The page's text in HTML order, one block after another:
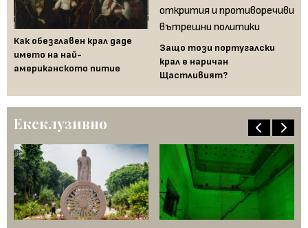
Как обезглавен крал даде
името на най-
американското питие
Защо този португалски
крал е наричан
Щастливият?
Ексклузивно